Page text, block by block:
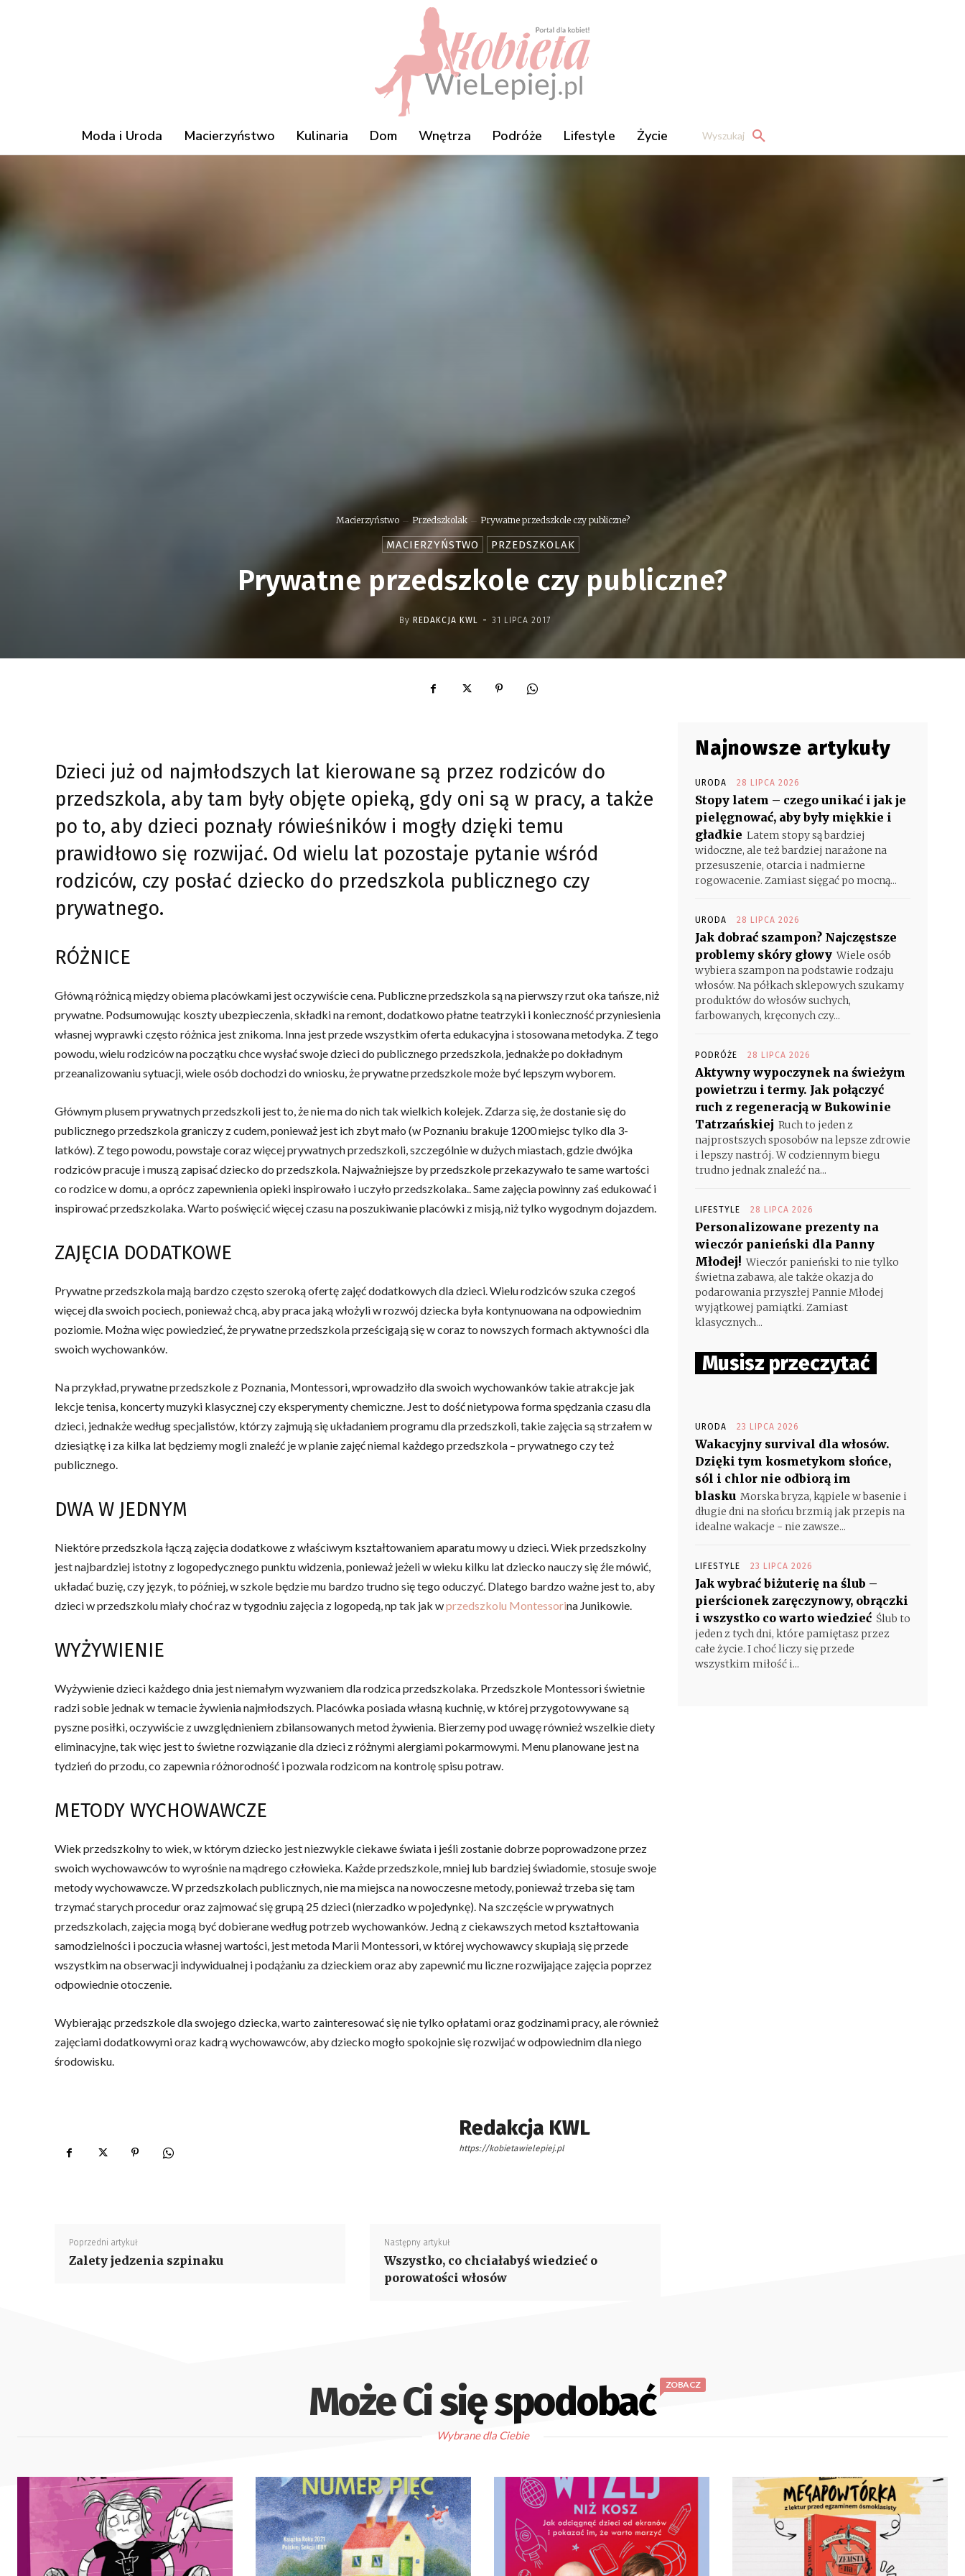
Moda i Uroda Macierzyństwo Kulinaria Dom Wnętrza Podróże Lifestyle Życie Wyszukaj
Macierzyństwo Przedszkolak Prywatne przedszkole czy publiczne?
MACIERZYŃSTWO PRZEDSZKOLAK
Prywatne przedszkole czy publiczne?
By REDAKCJA KWL - 31 LIPCA 2017
Dzieci już od najmłodszych lat kierowane są przez rodziców do
przedszkola, aby tam były objęte opieką, gdy oni są w pracy, a także
po to, aby dzieci poznały rówieśników i mogły dzięki temu
prawidłowo się rozwijać. Od wielu lat pozostaje pytanie wśród
rodziców, czy posłać dziecko do przedszkola publicznego czy
prywatnego.
RÓŻNICE
Główną różnicą między obiema placówkami jest oczywiście cena. Publiczne przedszkola są na pierwszy rzut oka tańsze, niż
prywatne. Podsumowując koszty ubezpieczenia, składki na remont, dodatkowo płatne teatrzyki i konieczność przyniesienia
własnej wyprawki często różnica jest znikoma. Inna jest przede wszystkim oferta edukacyjna i stosowana metodyka. Z tego
powodu, wielu rodziców na początku chce wysłać swoje dzieci do publicznego przedszkola, jednakże po dokładnym
przeanalizowaniu sytuacji, wiele osób dochodzi do wniosku, że prywatne przedszkole może być lepszym wyborem.
Głównym plusem prywatnych przedszkoli jest to, że nie ma do nich tak wielkich kolejek. Zdarza się, że dostanie się do
publicznego przedszkola graniczy z cudem, ponieważ jest ich zbyt mało (w Poznaniu brakuje 1200 miejsc tylko dla 3-
latków). Z tego powodu, powstaje coraz więcej prywatnych przedszkoli, szczególnie w dużych miastach, gdzie dwójka
rodziców pracuje i muszą zapisać dziecko do przedszkola. Najważniejsze by przedszkole przekazywało te same wartości
co rodzice w domu, a oprócz zapewnienia opieki inspirowało i uczyło przedszkolaka.. Same zajęcia powinny zaś edukować i
inspirować przedszkolaka. Warto poświęcić więcej czasu na poszukiwanie placówki z misją, niż tylko wygodnym dojazdem.
ZAJĘCIA DODATKOWE
Prywatne przedszkola mają bardzo często szeroką ofertę zajęć dodatkowych dla dzieci. Wielu rodziców szuka czegoś
więcej dla swoich pociech, ponieważ chcą, aby praca jaką włożyli w rozwój dziecka była kontynuowana na odpowiednim
poziomie. Można więc powiedzieć, że prywatne przedszkola prześcigają się w coraz to nowszych formach aktywności dla
swoich wychowanków.
Na przykład, prywatne przedszkole z Poznania, Montessori, wprowadziło dla swoich wychowanków takie atrakcje jak
lekcje tenisa, koncerty muzyki klasycznej czy eksperymenty chemiczne. Jest to dość nietypowa forma spędzania czasu dla
dzieci, jednakże według specjalistów, którzy zajmują się układaniem programu dla przedszkoli, takie zajęcia są strzałem w
dziesiątkę i za kilka lat będziemy mogli znaleźć je w planie zajęć niemal każdego przedszkola – prywatnego czy też
publicznego.
DWA W JEDNYM
Niektóre przedszkola łączą zajęcia dodatkowe z właściwym kształtowaniem aparatu mowy u dzieci. Wiek przedszkolny
jest najbardziej istotny z logopedycznego punktu widzenia, ponieważ jeżeli w wieku kilku lat dziecko nauczy się źle mówić,
układać buzię, czy język, to później, w szkole będzie mu bardzo trudno się tego oduczyć. Dlatego bardzo ważne jest to, aby
dzieci w przedszkolu miały choć raz w tygodniu zajęcia z logopedą, np tak jak wprzedszkolu Montessorina Junikowie.
WYŻYWIENIE
Wyżywienie dzieci każdego dnia jest niemałym wyzwaniem dla rodzica przedszkolaka. Przedszkole Montessori świetnie
radzi sobie jednak w temacie żywienia najmłodszych. Placówka posiada własną kuchnię, w której przygotowywane są
pyszne posiłki, oczywiście z uwzględnieniem zbilansowanych metod żywienia. Bierzemy pod uwagę również wszelkie diety
eliminacyjne, tak więc jest to świetne rozwiązanie dla dzieci z różnymi alergiami pokarmowymi. Menu planowane jest na
tydzień do przodu, co zapewnia różnorodność i pozwala rodzicom na kontrolę spisu potraw.
METODY WYCHOWAWCZE
Wiek przedszkolny to wiek, w którym dziecko jest niezwykle ciekawe świata i jeśli zostanie dobrze poprowadzone przez
swoich wychowawców to wyrośnie na mądrego człowieka. Każde przedszkole, mniej lub bardziej świadomie, stosuje swoje
metody wychowawcze. W przedszkolach publicznych, nie ma miejsca na nowoczesne metody, ponieważ trzeba się tam
trzymać starych procedur oraz zajmować się grupą 25 dzieci (nierzadko w pojedynkę). Na szczęście w prywatnych
przedszkolach, zajęcia mogą być dobierane według potrzeb wychowanków. Jedną z ciekawszych metod kształtowania
samodzielności i poczucia własnej wartości, jest metoda Marii Montessori, w której wychowawcy skupiają się przede
wszystkim na obserwacji indywidualnej i podążaniu za dzieckiem oraz aby zapewnić mu liczne rozwijające zajęcia poprzez
odpowiednie otoczenie.
Wybierając przedszkole dla swojego dziecka, warto zainteresować się nie tylko opłatami oraz godzinami pracy, ale również
zajęciami dodatkowymi oraz kadrą wychowawców, aby dziecko mogło spokojnie się rozwijać w odpowiednim dla niego
środowisku.
Redakcja KWL
https://kobietawielepiej.pl
Poprzedni artykuł
Zalety jedzenia szpinaku
Następny artykuł
Wszystko, co chciałabyś wiedzieć o
porowatości włosów
Najnowsze artykuły
URODA 28 LIPCA 2026
Stopy latem – czego unikać i jak je
pielęgnować, aby były miękkie i
gładkie Latem stopy są bardziej
widoczne, ale też bardziej narażone na
przesuszenie, otarcia i nadmierne
rogowacenie. Zamiast sięgać po mocną...
URODA 28 LIPCA 2026
Jak dobrać szampon? Najczęstsze
problemy skóry głowy Wiele osób
wybiera szampon na podstawie rodzaju
włosów. Na półkach sklepowych szukamy
produktów do włosów suchych,
farbowanych, kręconych czy...
PODRÓŻE 28 LIPCA 2026
Aktywny wypoczynek na świeżym
powietrzu i termy. Jak połączyć
ruch z regeneracją w Bukowinie
Tatrzańskiej Ruch to jeden z
najprostszych sposobów na lepsze zdrowie
i lepszy nastrój. W codziennym biegu
trudno jednak znaleźć na...
LIFESTYLE 28 LIPCA 2026
Personalizowane prezenty na
wieczór panieński dla Panny
Młodej! Wieczór panieński to nie tylko
świetna zabawa, ale także okazja do
podarowania przyszłej Pannie Młodej
wyjątkowej pamiątki. Zamiast
klasycznych...
Musisz przeczytać
URODA 23 LIPCA 2026
Wakacyjny survival dla włosów.
Dzięki tym kosmetykom słońce,
sól i chlor nie odbiorą im
blasku Morska bryza, kąpiele w basenie i
długie dni na słońcu brzmią jak przepis na
idealne wakacje - nie zawsze...
LIFESTYLE 23 LIPCA 2026
Jak wybrać biżuterię na ślub –
pierścionek zaręczynowy, obrączki
i wszystko co warto wiedzieć Ślub to
jeden z tych dni, które pamiętasz przez
całe życie. I choć liczy się przede
wszystkim miłość i...
Może Ci się spodobać ZOBACZ
Wybrane dla Ciebie